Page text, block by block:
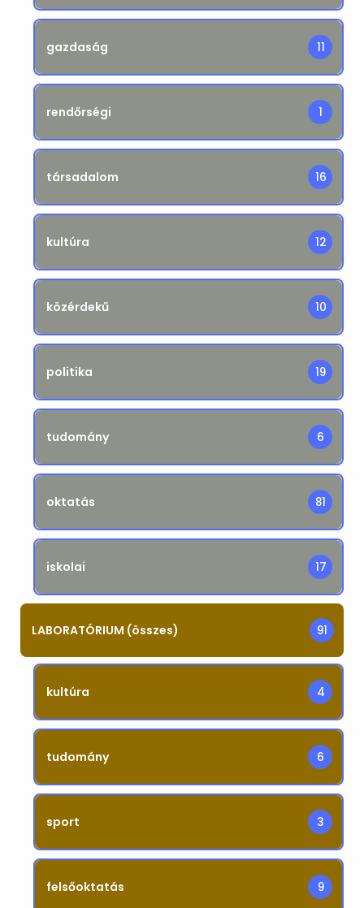
gazdaság 11
rendőrségi 1
társadalom 16
kultúra 12
közérdekű 10
politika 19
tudomány 6
oktatás 81
iskolai 17
LABORATÓRIUM (összes) 91
kultúra 4
tudomány 6
sport 3
felsőoktatás 9